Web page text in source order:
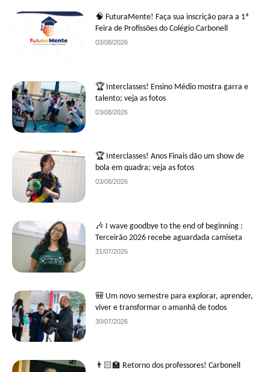
🧠 FuturaMente! Faça sua inscrição para a 1ª
Feira de Profissões do Colégio Carbonell
03/08/2026
🏆 Interclasses! Ensino Médio mostra garra e
talento; veja as fotos
03/08/2026
🏆 Interclasses! Anos Finais dão um show de
bola em quadra; veja as fotos
03/08/2026
🎶 I wave goodbye to the end of beginning :
Terceirão 2026 recebe aguardada camiseta
31/07/2026
🎒 Um novo semestre para explorar, aprender,
viver e transformar o amanhã de todos
30/07/2026
👨🏻‍🏫 Retorno dos professores! Carbonell